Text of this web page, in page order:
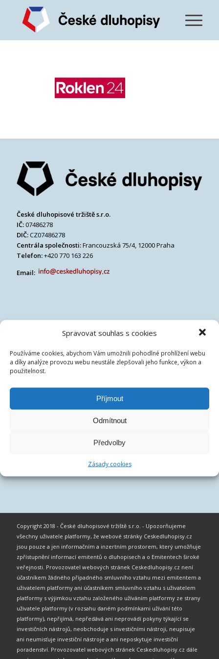
Spravovat souhlas s cookies
Používáme cookies, abychom Vám umožnili pohodlné prohlížení webu
a díky analýze provozu webu neustále zlepšovali jeho funkce, výkon a
použitelnost.
Příjmout
Odmítnout
Předvolby
Zásady cookies
České dluhopisové tržiště s.r.o.
IČ:07486278
DIČ:CZ07486278
Centrála společnosti:Francouzská 75/4, 12000 Praha
Telefon:+420 770 163 226
Email:
Copyright 2018 - České dluhopisové tržiště s.r.o. - Upozorňujeme
všechny uživatele platformy, že webové stránky Ceskedluhopisy.cz
jsou pouze a jen informačním a inzertním prostorem, který umožňuje
zpřístupnění informací emitentů o dluhopisech a o Emitentech široké
veřejnosti. Provozovatel webových stránek Ceskedluhopisy.cz není
účastníkem žádného případného smluvního vztahu mezi emitentem a
uživatelem platformy ani účastníkem smluvního vztahu s uživatelem
platformy s výjimkou vztahu založeného užíváním platformy ze strany
uživatele platformy (v rozsahu daném podmínkami užívání této
platformy), nepřijímá, nepředává ani neprovádí pokyny týkající se
investičních nástrojů, neobchoduje s investičními nástroji, neupisuje
ani neumisťuje investiční nástroje a ani neposkytuje investiční
poradenství. Provozovatel webových stránek Ceskedluhopisy.cz dále